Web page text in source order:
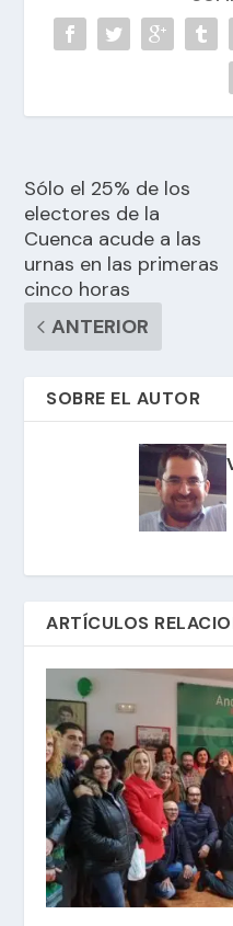
Sólo el 25% de los
electores de la
Cuenca acude a las
urnas en las primeras
cinco horas
ANTERIOR
SOBRE EL AUTOR
ARTÍCULOS